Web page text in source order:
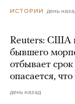
ИСТОРИИ день
Reuters: США
бывшего
отбывает
опасается,
день назад